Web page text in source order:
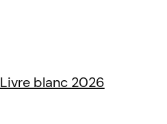
Livre blanc 2026